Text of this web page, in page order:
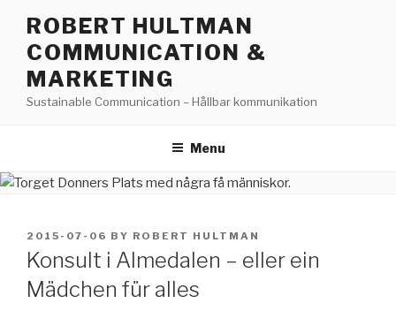
content
ROBERT HULTMAN
COMMUNICATION &
MARKETING
Sustainable Communication – Hållbar kommunikation
Menu
POSTED
ON
2015-07-06 BY ROBERT HULTMAN
Konsult i Almedalen – eller ein
Mädchen für alles